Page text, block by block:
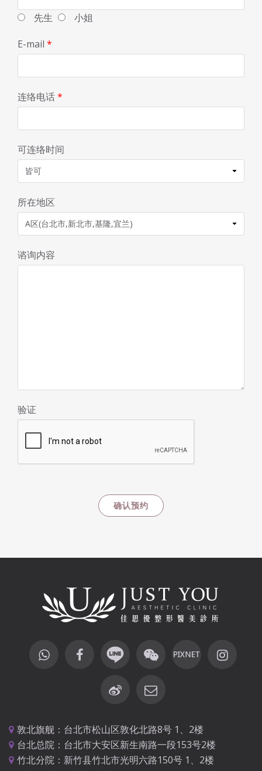
先生 小姐
E-mail *
连络电话*
可连络时间
所在地区
谘询内容
验证
敦北旗舰：台北市松山区敦化北路8号 1、2楼
台北总院：台北市大安区新生南路一段153号2楼
竹北分院：新竹县竹北市光明六路150号 1、2楼